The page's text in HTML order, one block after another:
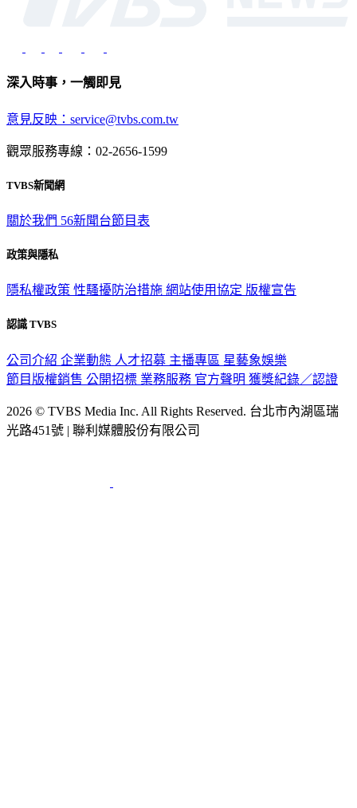
深入時事，一觸即見
意見反映：service@tvbs.com.tw
觀眾服務專線：02-2656-1599
TVBS新聞網
關於我們 56新聞台節目表
政策與隱私
隱私權政策 性騷擾防治措施 網站使用協定 版權宣告
認識 TVBS
公司介紹 企業動態 人才招募 主播專區 星藝象娛樂
節目版權銷售 公開招標 業務服務 官方聲明 獲獎紀錄／認證
2026 © TVBS Media Inc. All Rights Reserved. 台北市內湖區瑞
光路451號 | 聯利媒體股份有限公司